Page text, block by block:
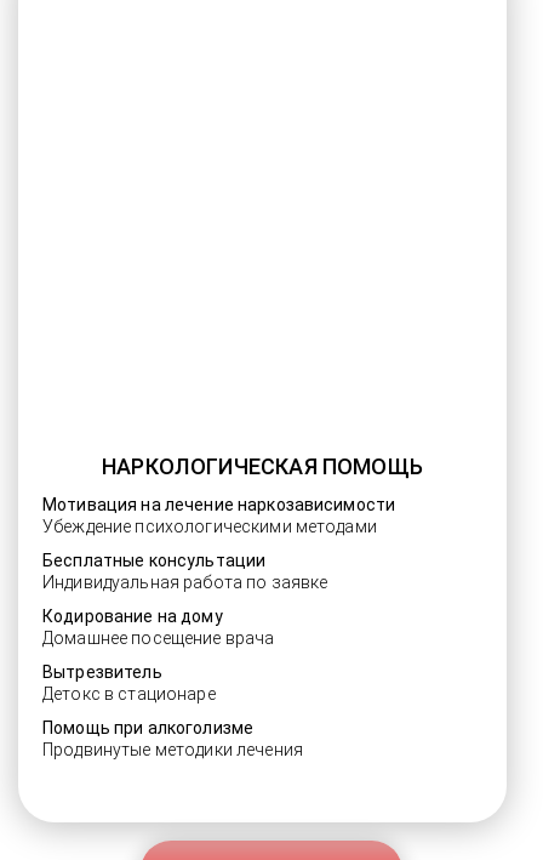
НАРКОЛОГИЧЕСКАЯ ПОМОЩЬ
Мотивация на лечение наркозависимости
Убеждение психологическими методами
Бесплатные консультации
Индивидуальная работа по заявке
Кодирование на дому
Домашнее посещение врача
Вытрезвитель
Детокс в стационаре
Помощь при алкоголизме
Продвинутые методики лечения